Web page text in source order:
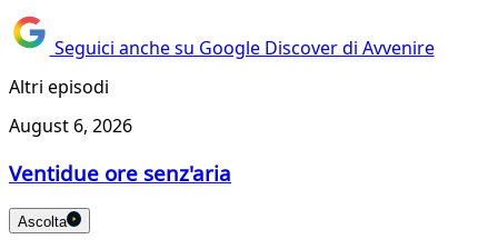
Seguici anche su Google Discover di Avvenire
Altri episodi
August 6, 2026
Ventidue ore senz'aria
Ascolta